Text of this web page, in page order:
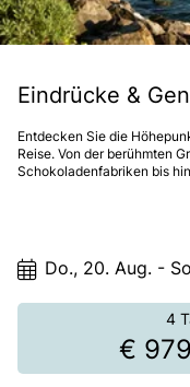
Eindrücke &
Entdecken Sie die
Reise. Von der berühmten
Schokoladenfabriken bis
Erleben Sie die
eine Fahrt mit dem
Do., 20. Aug. -
4
€